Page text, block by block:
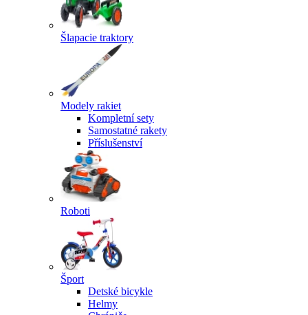
Šlapacie traktory
Modely rakiet
Kompletní sety
Samostatné rakety
Příslušenství
Roboti
Šport
Detské bicykle
Helmy